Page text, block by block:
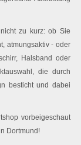
zu kurz: ob Sie
atmungsaktiv - oder
Halsband oder
die durch
besticht und dabei
vorbeigeschaut
Dortmund!